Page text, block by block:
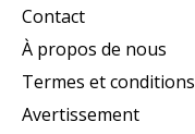
Contact
À propos de nous
Termes et conditions
Avertissement